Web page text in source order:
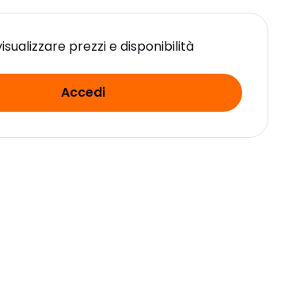
prezzi e disponibilità
Accedi